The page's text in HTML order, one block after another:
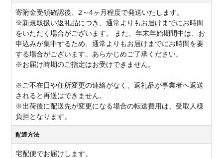
寄附金受領確認後、2～4ヶ月程度で発送いたします。
※新規取扱い返礼品につき、通常よりもお届けまでにお時間
をいただく場合がございます。 また、年末年始期間中は、お
申込みが集中するため、通常よりもお届けまでにお時間を要
する場合がございます。あらかじめご了承ください。
※お届け時期のご指定はお受けできません。
※ご不在日や住所変更の連絡がなく、返礼品が事業者へ返送
されると再送はできません。
※出荷後に配送先が変更になる場合の転送費用は、受取人様
負担となります。
配達方法
宅配便でお届けします。